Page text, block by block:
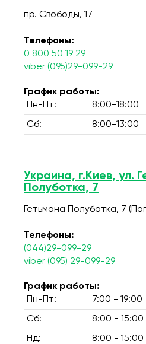
пр. Свободы, 17
Телефоны:
0 800 50 19 29
viber (095)29-099-29
График работы:
Пн-Пт:
8:00-18:00
Сб: 8:00-13:00
Украина, г.Киев, ул.
Полуботка, 7
Гетьмана Полуботка, 7
Телефоны:
(044)29-099-29
viber (095) 29-099-29
График работы:
Пн-Пт:
7:00 - 19:00
Сб: 8:00 - 15:00
Нд: 8:00 - 15:00